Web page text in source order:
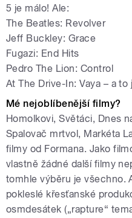
5 je málo! Ale:
The Beatles: Revolver
Jeff Buckley: Grace
Fugazi: End Hits
Pedro The Lion: Control
At The Drive-In: Vaya – a to
Mé nejoblíbenější filmy?
Homolkovi, Světáci, Dnes
Spalovač mrtvol, Markéta
filmy od Formana. Jako
vlastně žádné další filmy
tomhle výběru je všechno.
pokleslé křesťanské
osmdesátek („rapture“